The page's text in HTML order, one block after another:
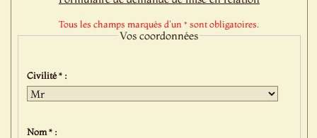
Tous les champs marqués d'un * sont obligatoires.
Vos coordonnées
Civilité * :
Nom * :